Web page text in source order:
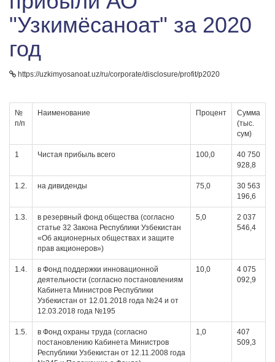
"Узкимёсаноат" за 2020
год
https://uzkimyosanoat.uz/ru/corporate/disclosure/profit/p2020
№
п/п
Наименование Процент
Сумма
(тыс.
сум)
1 Чистая прибыль всего 100,0
40 750
928,8
1.2. на дивиденды 75,0
30 563
196,6
1.3.
в резервный фонд общества (согласно
статье 32 Закона Республики Узбекистан
«Об акционерных обществах и защите
прав акционеров»)
5,0
2 037
546,4
1.4.
в Фонд поддержки инновационной
деятельности (согласно постановлениям
Кабинета Министров Республики
Узбекистан от 12.01.2018 года №24 и от
12.03.2018 года №195
10,0
4 075
092,9
1.5.
в Фонд охраны труда (согласно
постановлению Кабинета Министров
Республики Узбекистан от 12.11.2008 года
1,0
407
509,3